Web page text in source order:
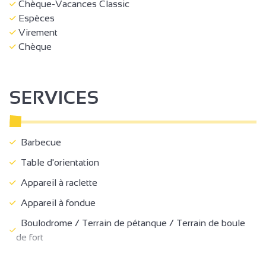
Chèque-Vacances Classic
Espèces
Virement
Chèque
SERVICES
Barbecue
Table d'orientation
Appareil à raclette
Appareil à fondue
Boulodrome / Terrain de pétanque / Terrain de boule
de fort